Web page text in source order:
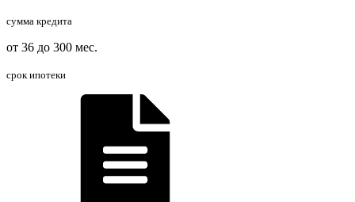
сумма кредита
от 36 до 300 мес.
срок ипотеки